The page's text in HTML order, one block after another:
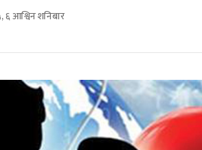
आश्विन शनिबार